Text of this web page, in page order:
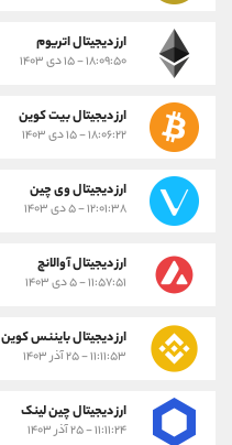
ارز دیجیتال اتریوم
۱۸:۰۹:۵۰ - ۱۵ دی ۱۴۰۳
ارز دیجیتال بیت کوین
۱۸:۰۶:۲۲ - ۱۵ دی ۱۴۰۳
ارز دیجیتال وی چین
۱۲:۰۱:۳۸ - ۵ دی ۱۴۰۳
ارز دیجیتال آوالانچ
۱۱:۵۷:۵۱ - ۵ دی ۱۴۰۳
ارز دیجیتال بایننس کوین
۱۱:۱۱:۵۳ - ۲۵ آذر ۱۴۰۳
ارز دیجیتال چین لینک
۱۱:۱۱:۲۴ - ۲۵ آذر ۱۴۰۳